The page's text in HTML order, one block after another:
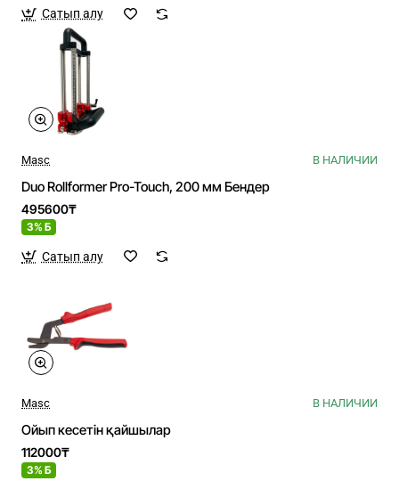
Сатып алу
Masc В НАЛИЧИИ
Duo Rollformer Pro-Touch, 200 мм Бендер
495600₸
3% Б
Сатып алу
Masc В НАЛИЧИИ
Ойып кесетін қайшылар
112000₸
3% Б